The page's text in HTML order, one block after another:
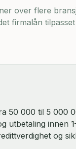
over flere
firmalån
50 000 til 5 000
utbetaling innen
og